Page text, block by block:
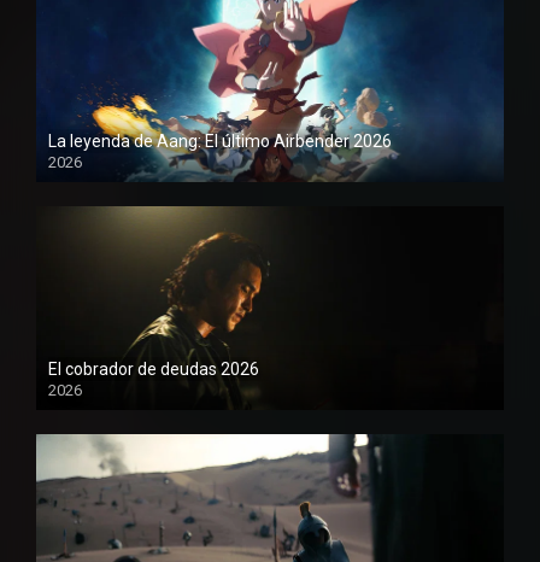
La leyenda de Aang: El último Airbender 2026
2026
1080P
El cobrador de deudas 2026
2026
1080P